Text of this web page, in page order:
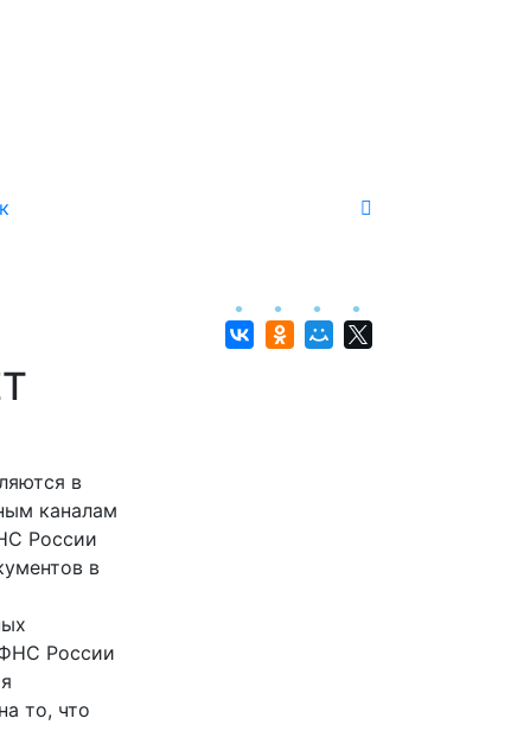
в
каналам
России
в
России
то, что